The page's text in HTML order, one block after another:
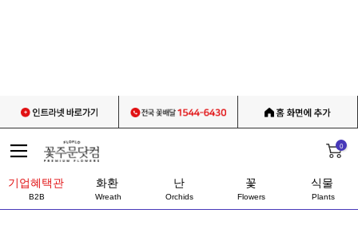
0
기업혜택관
B2B
화환
Wreath
난
Orchids
꽃
Flowers
식물
Plants